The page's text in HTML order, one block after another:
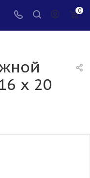
0
х 20